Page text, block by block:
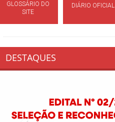
GLOSSÁRIO DO
SITE
DIÁRIO OFICIAL
DESTAQUES